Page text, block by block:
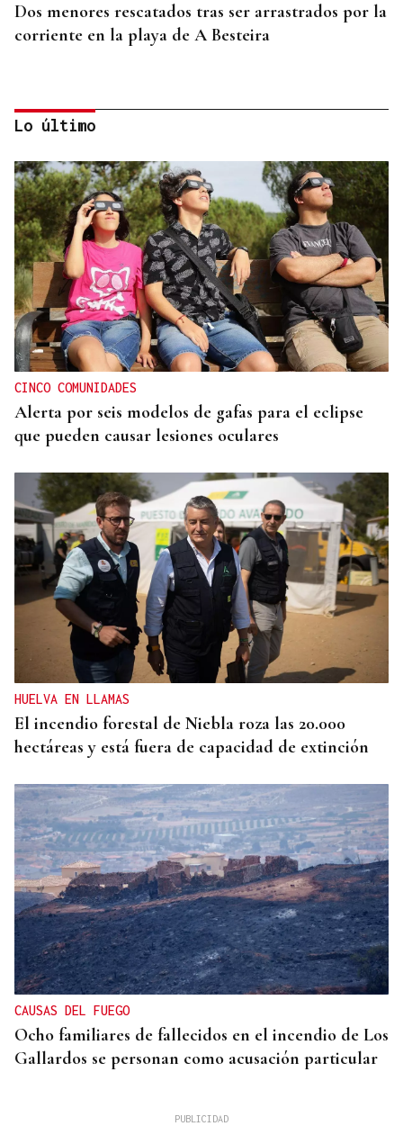
Dos menores rescatados tras ser arrastrados por la
corriente en la playa de A Besteira
AMENAZAS EN EL DOMICILIO
Detenido en Pontevedra por violencia de género
tras amenazar a su pareja con un robot aspirador
Lo último
CINCO COMUNIDADES
Alerta por seis modelos de gafas para el eclipse
que pueden causar lesiones oculares
HUELVA EN LLAMAS
El incendio forestal de Niebla roza las 20.000
hectáreas y está fuera de capacidad de extinción
CAUSAS DEL FUEGO
Ocho familiares de fallecidos en el incendio de Los
Gallardos se personan como acusación particular